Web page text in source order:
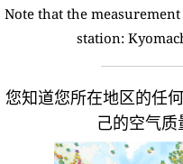
Note that the
station:
您知道您所在地区的任
己的空气质